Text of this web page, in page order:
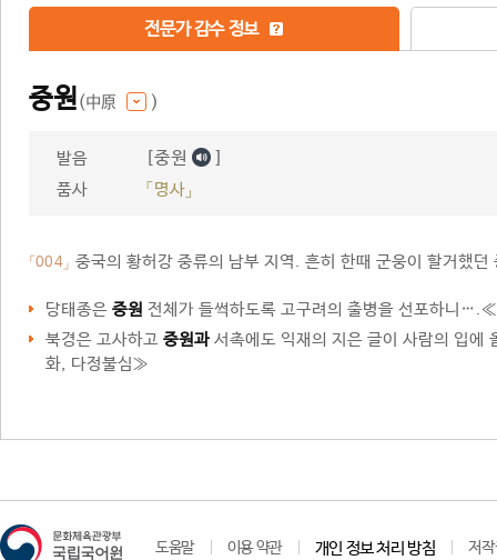
전문가 감수 정보
중원(中原 )
발음 [중원 ]
품사 「명사」
「004」 중국의 황허강 중류의 남부 지역. 흔히 한때 군웅이 할거했
당태종은 중원 전체가 들썩하도록 고구려의 출병을 선포하니
북경은 고사하고 중원과 서촉에도 익재의 지은 글이 사람의 입
화, 다정불심≫
도움말 이용 약관 개인 정보 처리 방침 저